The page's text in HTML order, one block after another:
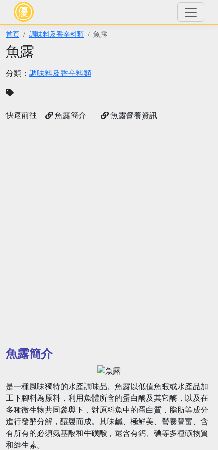
首頁 調味料及香辛料類 魚露
魚露
分類： 調味料及香辛料類
快速前往 魚露簡介 魚露營養資訊
魚露簡介
是一種風味獨特的水產調味品。魚露以低值魚蝦或水產品加
工下腳料為原料，利用魚體所含的蛋白酶及其它酶，以及在
多種微生物共同參與下，對原料魚中的蛋白質，脂肪等成分
進行發酵分解，釀製而成。其味鹹、極鮮美、營養豐富、含
有所有的必須氨基酸和牛磺酸，還含有鈣、碘等多種礦物質
和維生素。